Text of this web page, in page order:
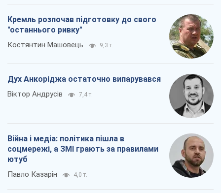
Кремль розпочав підготовку до свого
"останнього ривку"
Костянтин Машовець 9,3 т.
Дух Анкоріджа остаточно випарувався
Віктор Андрусів 7,4 т.
Війна і медіа: політика пішла в
соцмережі, а ЗМІ грають за правилами
ютуб
Павло Казарін 4,0 т.